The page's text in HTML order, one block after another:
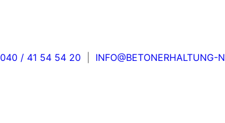
040 / 41 54 54 20 INFO@BETONERHALTUNG-